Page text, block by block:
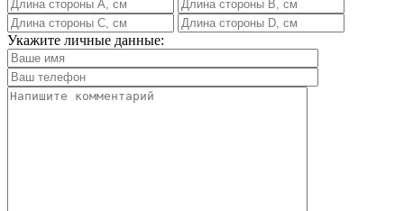
Укажите личные данные: